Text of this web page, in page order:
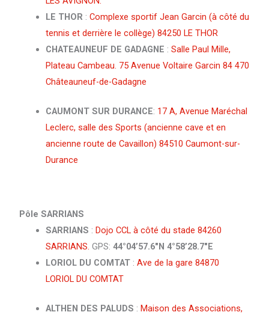
LE THOR :Complexe sportif Jean Garcin (à côté du
tennis et derrière le collège) 84250 LE THOR
CHATEAUNEUF DE GADAGNE :Salle Paul Mille,
Plateau Cambeau. 75 Avenue Voltaire Garcin 84 470
Châteauneuf-de-Gadagne
CAUMONT SUR DURANCE: 17 A, Avenue Maréchal
Leclerc, salle des Sports (ancienne cave et en
ancienne route de Cavaillon) 84510 Caumont-sur-
Durance
Pôle SARRIANS
SARRIANS :Dojo CCL à côté du stade 84260
SARRIANS.GPS:44°04’57.6″N 4°58’28.7″E
LORIOL DU COMTAT :Ave de la gare 84870
LORIOL DU COMTAT
ALTHEN DES PALUDS :Maison des Associations,